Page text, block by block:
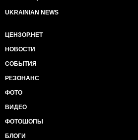
UKRAINIAN NEWS
ЦЕНЗОР.НЕТ
НОВОСТИ
СОБЫТИЯ
РЕЗОНАНС
ФОТО
ВИДЕО
ФОТОШОПЫ
БЛОГИ